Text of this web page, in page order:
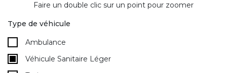
Faire un double clic sur un point pour zoomer
Type de véhicule
Ambulance
Véhicule Sanitaire Léger